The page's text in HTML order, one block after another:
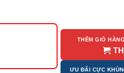
THÊM GIỎ
ƯU ĐÃI CỰC